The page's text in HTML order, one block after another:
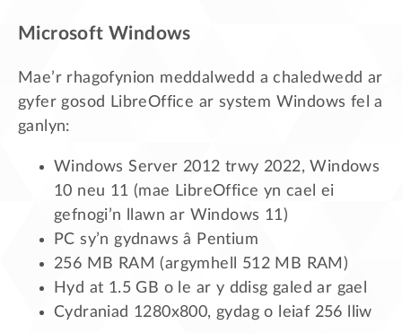
Microsoft Windows
Mae’r rhagofynion meddalwedd a chaledwedd ar
gyfer gosod LibreOffice ar system Windows fel a
ganlyn:
Windows Server 2012 trwy 2022, Windows
10 neu 11 (mae LibreOffice yn cael ei
gefnogi’n llawn ar Windows 11)
PC sy’n gydnaws â Pentium
256 MB RAM (argymhell 512 MB RAM)
Hyd at 1.5 GB o le ar y ddisg galed ar gael
Cydraniad 1280x800, gydag o leiaf 256 lliw